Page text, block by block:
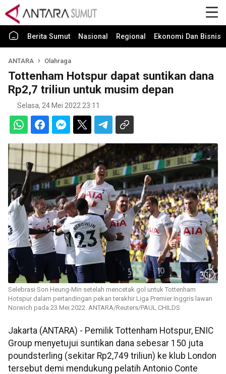
Berita Sumut Nasional Regional Ekonomi Dan Bisnis
ANTARA Olahraga
Tottenham Hotspur dapat suntikan dana
Rp2,7 triliun untuk musim depan
Selasa, 24 Mei 2022 23:11
Selebrasi Son Heung-Min setelah mencetak gol untuk Tottenham
Hotspur dalam pertandingan pekan terakhir Liga Premier Inggris lawan
Norwich pada 23 Mei 2022. ANTARA/Reuters/PAUL CHILDS
Jakarta (ANTARA) - Pemilik Tottenham Hotspur, ENIC
Group menyetujui suntikan dana sebesar 150 juta
poundsterling (sekitar Rp2,749 triliun) ke klub London
tersebut demi mendukung pelatih Antonio Conte